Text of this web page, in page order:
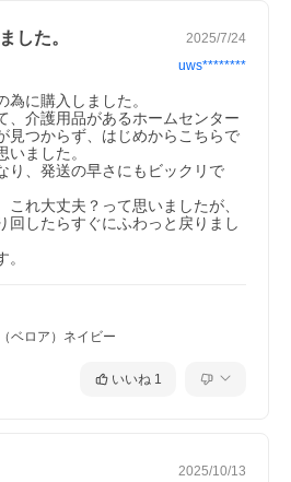
した。 2025/7/24
uws********
に購入しました。
、介護用品があるホームセンター
見つからず、はじめからこちらで
ました。
り、発送の早さにもビックリで
これ大丈夫？って思いましたが、
回したらすぐにふわっと戻りまし
ベロア）ネイビー
いいね 1
2025/10/13